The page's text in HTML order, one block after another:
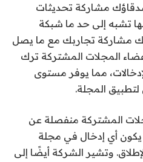
مشاركة تحديثات
تشبه إلى حد ما شبكة
مشاركة تجاربك مع ما يصل
المجلات المشتركة ترك
مما يوفر مستوى
لتطبيق المجلة.
المشتركة منفصلة عن
أي إدخال في مجلة
وتشير الشركة أيضًا إلى